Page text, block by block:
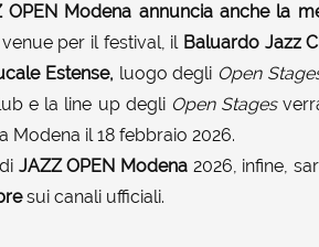
OPEN Modena annuncia anche la
per il festival, il Baluardo Jazz
Estense, luogo degli Open
e la line up degli Open Stages
Modena il 18 febbraio 2026.
JAZZ OPEN Modena2026, infine,
sui canali ufficiali.